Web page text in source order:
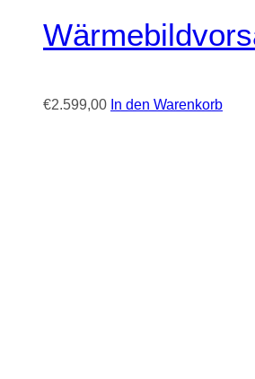
€2.599,00 In den Warenkorb